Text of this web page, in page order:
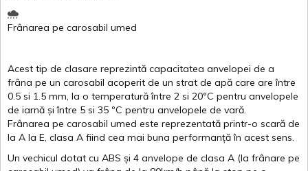
Frânarea pe carosabil umed
Acest tip de clasare reprezintă capacitatea anvelopei de a
frâna pe un carosabil acoperit de un strat de apă care areîntre
0.5 si 1.5 mm, la o temperatură între 2 si 20ºC pentru anvelopele
de iarnă și între 5 si 35 ºC pentru anvelopele de vară.
Frânarea pe carosabil umed este reprezentată printr-o scară de
la A la E, clasa A fiind cea mai buna performanță în acest sens.
Un vechicul dotat cu ABS și 4 anvelope de clasa A (la frânare pe